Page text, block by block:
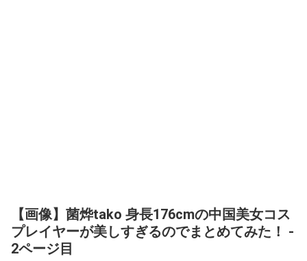
【画像】菌烨tako 身長176cmの中国美女コス
プレイヤーが美しすぎるのでまとめてみた！ -
2ページ目